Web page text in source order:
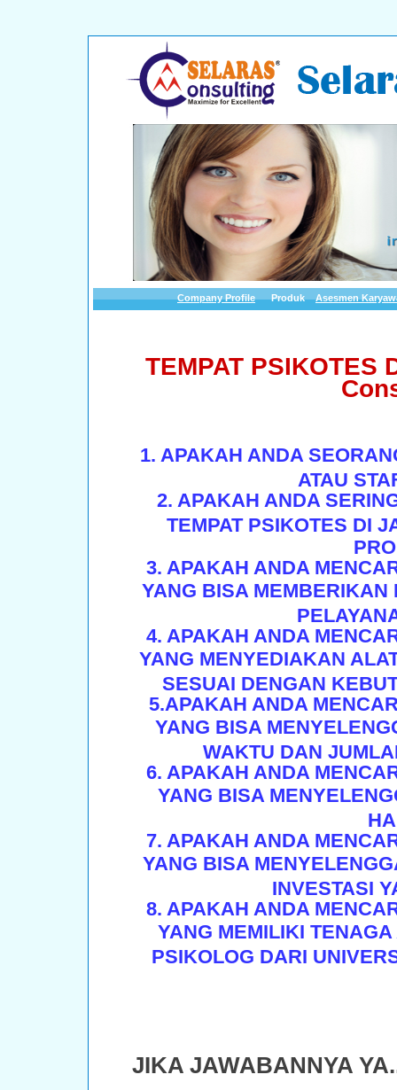
Company Profile Produk Asesmen
TEMPAT PSIKOTES
1. APAKAH ANDA
ATAU
2. APAKAH ANDA
TEMPAT PSIKOTES DI
3. APAKAH ANDA
YANG BISA MEMBERIKAN
4. APAKAH ANDA
YANG MENYEDIAKAN
SESUAI DENGAN
5.APAKAH ANDA
YANG BISA
WAKTU DAN
6. APAKAH ANDA
YANG BISA
7. APAKAH ANDA
YANG BISA
INVESTASI
8. APAKAH ANDA
YANG MEMILIKI
PSIKOLOG DARI
JIKA JAWABANNYA